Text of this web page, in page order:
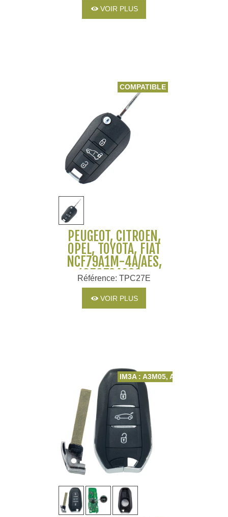
VOIR PLUS
COMPATIBLE
PEUGEOT, CITROËN,
OPEL, TOYOTA, FIAT
NCF79A1M-4A/AES,
1656524080 -
1656523480 -
1617020780 -
1617020680
Référence: TPC27E
VOIR PLUS
IM3A : A3M05, A3M15, A3M65